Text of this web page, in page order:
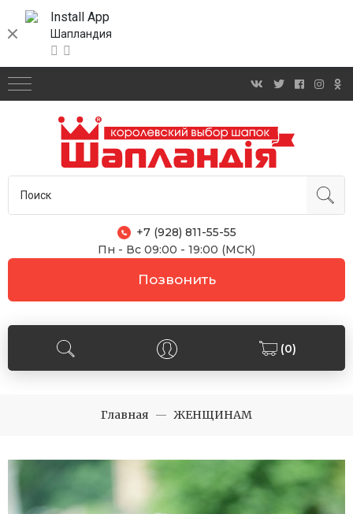
Install App
Шапландия
+7 (928) 811-55-55
Пн - Вс 09:00 - 19:00 (МСК)
Позвонить
(0)
Главная ЖЕНЩИНАМ